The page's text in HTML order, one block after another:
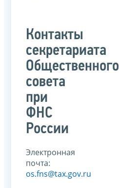
Контакты
секретариата
Общественного
совета
при
ФНС
России
Электронная
почта:
os.fns@tax.gov.ru